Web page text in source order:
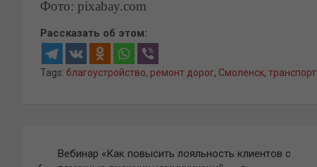
Фото: pixabay.com
Рассказать об этом:
Tags: благоустройство, ремонт дорог, Смоленск, транспорт
Вебинар «Как повысить лояльность клиентов с